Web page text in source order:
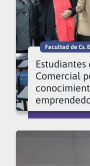
Facultad de Cs.
Comercial